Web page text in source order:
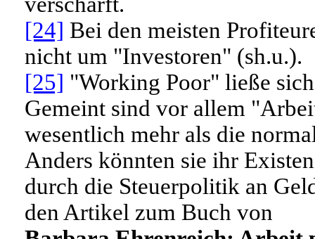
[24] Bei den meisten
nicht um "Investoren" (sh.u.).
[25] "Working Poor" ließe
Gemeint sind vor allem
wesentlich mehr als die
Anders könnten sie ihr
durch die Steuerpolitik an
den Artikel zum Buch von